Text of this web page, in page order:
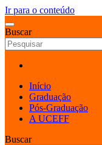
Ir para o conteúdo
Buscar
Início
Graduação
Pós-Graduação
A UCEFF
Buscar